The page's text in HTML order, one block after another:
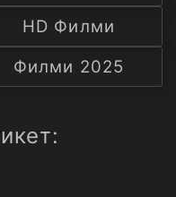
С
А
HD Филми
Филми 2025